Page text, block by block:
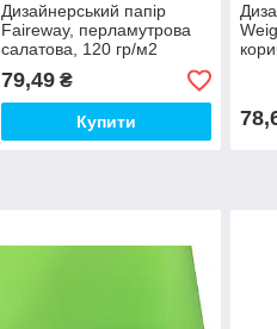
Дизайнерський папір
Faireway, перламутрова
салатова, 120 гр/м2
79,49₴
Купити